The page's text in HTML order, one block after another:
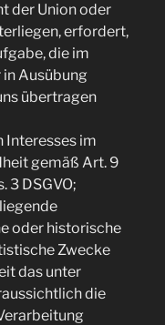
der Union oder
erfordert,
die im
Ausübung
übertragen
Interesses im
gemäß Art. 9
3 DSGVO;
oder historische
Zwecke
das unter
die